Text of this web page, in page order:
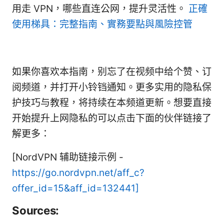
用走 VPN，哪些直连公网，提升灵活性。 正確
使用梯具：完整指南、實務要點與風險控管
如果你喜欢本指南，别忘了在视频中给个赞、订
阅频道，并打开小铃铛通知。更多实用的隐私保
护技巧与教程，将持续在本频道更新。想要直接
开始提升上网隐私的可以点击下面的伙伴链接了
解更多：
[NordVPN 辅助链接示例 -
https://go.nordvpn.net/aff_c?
offer_id=15&aff_id=132441]
Sources: